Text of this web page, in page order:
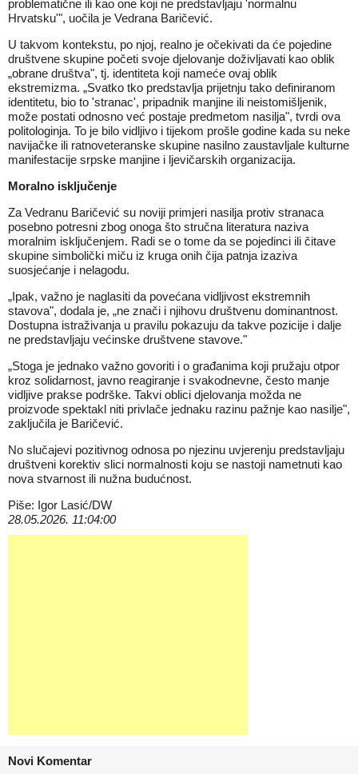
problematične ili kao one koji ne predstavljaju 'normalnu
Hrvatsku'", uočila je Vedrana Baričević.
U takvom kontekstu, po njoj, realno je očekivati da će pojedine
društvene skupine početi svoje djelovanje doživljavati kao oblik
„obrane društva", tj. identiteta koji nameće ovaj oblik
ekstremizma. „Svatko tko predstavlja prijetnju tako definiranom
identitetu, bio to 'stranac', pripadnik manjine ili neistomišljenik,
može postati odnosno već postaje predmetom nasilja", tvrdi ova
politologinja. To je bilo vidljivo i tijekom prošle godine kada su neke
navijačke ili ratnoveteranske skupine nasilno zaustavljale kulturne
manifestacije srpske manjine i ljevičarskih organizacija.
Moralno isključenje
Za Vedranu Baričević su noviji primjeri nasilja protiv stranaca
posebno potresni zbog onoga što stručna literatura naziva
moralnim isključenjem. Radi se o tome da se pojedinci ili čitave
skupine simbolički miču iz kruga onih čija patnja izaziva
suosjećanje i nelagodu.
„Ipak, važno je naglasiti da povećana vidljivost ekstremnih
stavova", dodala je, „ne znači i njihovu društvenu dominantnost.
Dostupna istraživanja u pravilu pokazuju da takve pozicije i dalje
ne predstavljaju većinske društvene stavove."
„Stoga je jednako važno govoriti i o građanima koji pružaju otpor
kroz solidarnost, javno reagiranje i svakodnevne, često manje
vidljive prakse podrške. Takvi oblici djelovanja možda ne
proizvode spektakl niti privlače jednaku razinu pažnje kao nasilje",
zaključila je Baričević.
No slučajevi pozitivnog odnosa po njezinu uvjerenju predstavljaju
društveni korektiv slici normalnosti koju se nastoji nametnuti kao
nova stvarnost ili nužna budućnost.
Piše: Igor Lasić/DW
28.05.2026. 11:04:00
Novi Komentar